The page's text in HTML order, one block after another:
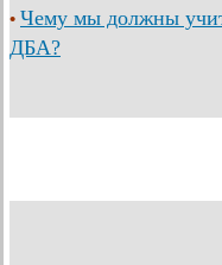
• Чему мы должны
ДБА?